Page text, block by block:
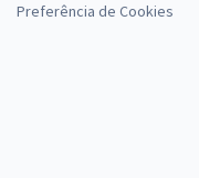
Preferência de Cookies